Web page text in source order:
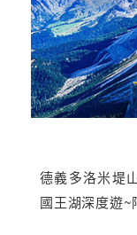
德義多洛米堤
國王湖深度遊~